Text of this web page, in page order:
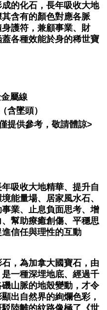
的化石，長年吸收大地
含有的顏色對應各脈
護符，兼顧事業、財
各種效能於身的稀世寶
屬線
含墜頭）
提供參考，敬請體諒>
吸收大地精華、提升自
能量場、居家風水石、
業、止息負面思考、增
幫助療癒創傷、平穩思
信任與理性的互動
，為加拿大國寶石，由
一種深埋地底、經過千
山脈的地殼變動，才令
出自然界的絢爛色彩，